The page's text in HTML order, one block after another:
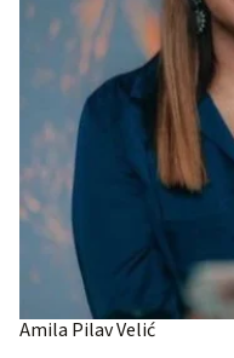
Amila Pilav Velić